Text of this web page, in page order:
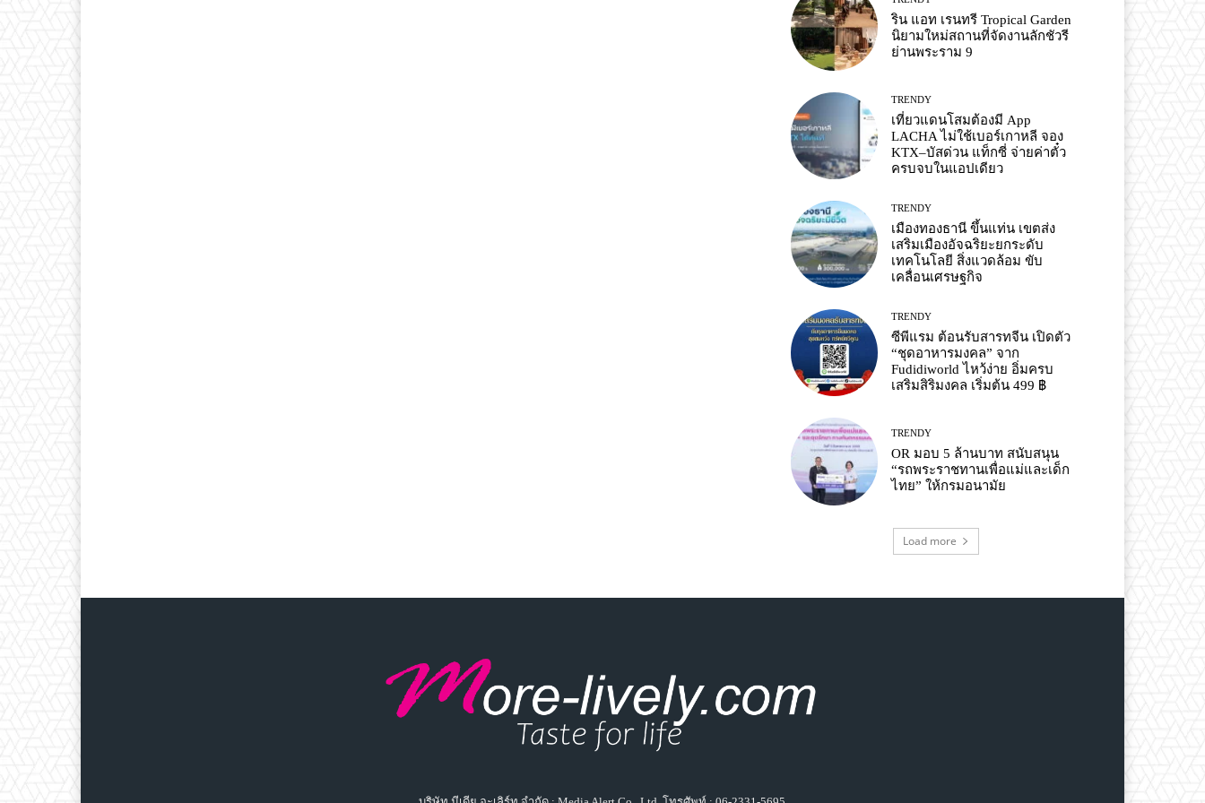
ริน แอท เรนทรี Tropical Garden
นิยามใหม่สถานที่จัดงานลักชัวรี
ย่านพระราม 9
TRENDY
เที่ยวแดนโสมต้องมี App
LACHA ไม่ใช้เบอร์เกาหลี จอง
KTX–บัสด่วน แท็กซี่ จ่ายค่าตั๋ว
ครบจบในแอปเดียว
TRENDY
เมืองทองธานี ขึ้นแท่น เขตส่ง
เสริมเมืองอัจฉริยะยกระดับ
เทคโนโลยี สิ่งแวดล้อม ขับ
เคลื่อนเศรษฐกิจ
TRENDY
ซีพีแรม ต้อนรับสารทจีน เปิดตัว
“ชุดอาหารมงคล” จาก
Fudidiworld ไหว้ง่าย อิ่มครบ
เสริมสิริมงคล เริ่มต้น 499 ฿
TRENDY
OR มอบ 5 ล้านบาท สนับสนุน
“รถพระราชทานเพื่อแม่และเด็ก
ไทย” ให้กรมอนามัย
Load more